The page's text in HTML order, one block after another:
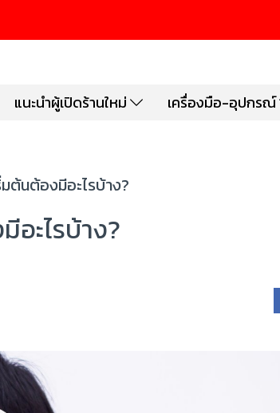
แนะนำผู้เปิดร้านใหม่ เครื่องมือ-อุปกรณ์
ต้นต้องมีอะไรบ้าง?
ะไรบ้าง?